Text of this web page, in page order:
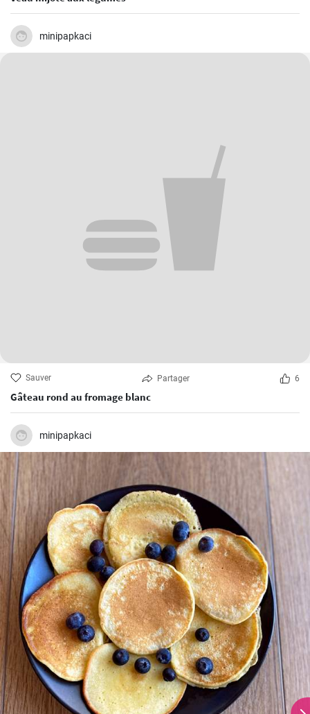
minipapkaci
Sauver Partager 6
Gâteau rond au fromage blanc
minipapkaci